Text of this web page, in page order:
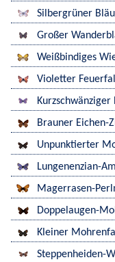
Silbergrüner
Großer
Weißbindiges
Violetter
Kurzschwänziger
Brauner Eichen-
Unpunktierter
Lungenenzian-
Magerrasen-
Doppelaugen-
Kleiner
Steppenheiden-